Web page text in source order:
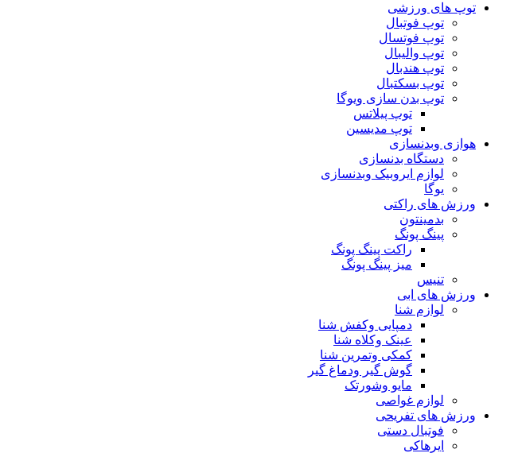
توپ های ورزشی
توپ فوتبال
توپ فوتسال
توپ والیبال
توپ هندبال
توپ بسکتبال
توپ بدن سازی ویوگا
توپ پیلاتس
توپ مدیسین
هوازی وبدنسازی
دستگاه بدنسازی
لوازم ایروبیک وبدنسازی
یوگا
ورزش های راکتی
بدمینتون
پینگ پونگ
راکت پینگ پونگ
میز پینگ پونگ
تنیس
ورزش های ابی
لوازم شنا
دمپایی وکفش شنا
عینک وکلاه شنا
کمکی وتمرین شنا
گوش گیر ودماغ گیر
مایو وشورتک
لوازم غواصی
ورزش های تفریحی
فوتبال دستی
ایرهاکی